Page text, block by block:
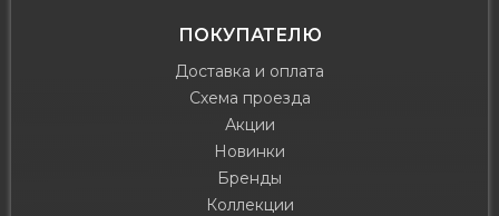
ПОКУПАТЕЛЮ
Доставка и оплата
Схема проезда
Акции
Новинки
Бренды
Коллекции